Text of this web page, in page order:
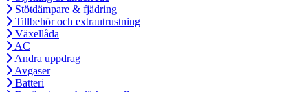
Stötdämpare & fjädring
Tillbehör och extrautrustning
Växellåda
AC
Andra uppdrag
Avgaser
Batteri